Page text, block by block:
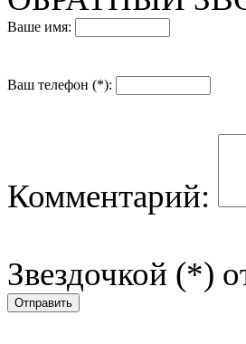
Ваше имя:
Ваш телефон (*):
Комментарий:
Звездочкой (*)